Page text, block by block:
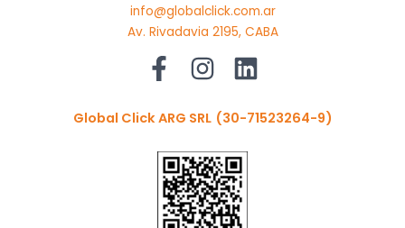
info@globalclick.com.ar
Av. Rivadavia 2195, CABA
Global Click ARG SRL (30-71523264-9)